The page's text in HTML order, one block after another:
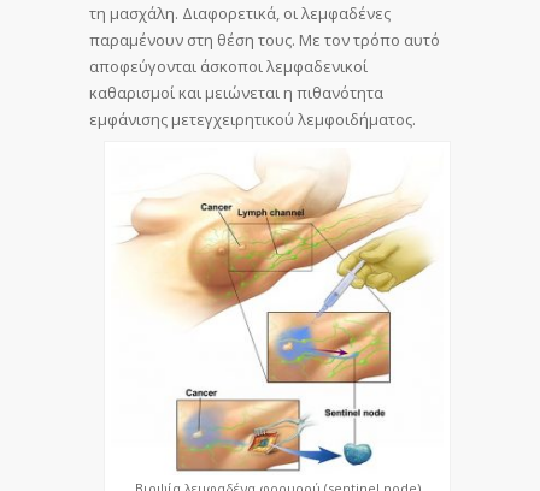
τη μασχάλη. Διαφορετικά, οι λεμφαδένες
παραμένουν στη θέση τους. Με τον τρόπο αυτό
αποφεύγονται άσκοποι λεμφαδενικοί
καθαρισμοί και μειώνεται η πιθανότητα
εμφάνισης μετεγχειρητικού λεμφοιδήματος.